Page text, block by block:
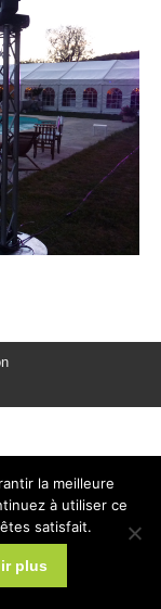
la meilleure
à utiliser ce
satisfait.
plus